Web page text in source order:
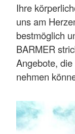
Ihre
uns am
bestmöglich
BARMER
Angebote,
nehmen